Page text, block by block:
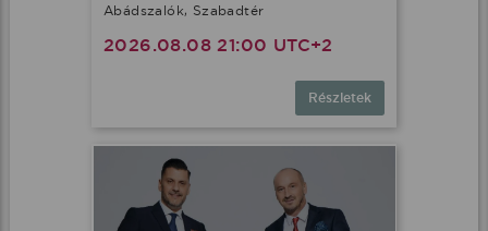
Abádszalók, Szabadtér
2026.08.08 21:00 UTC+2
Részletek